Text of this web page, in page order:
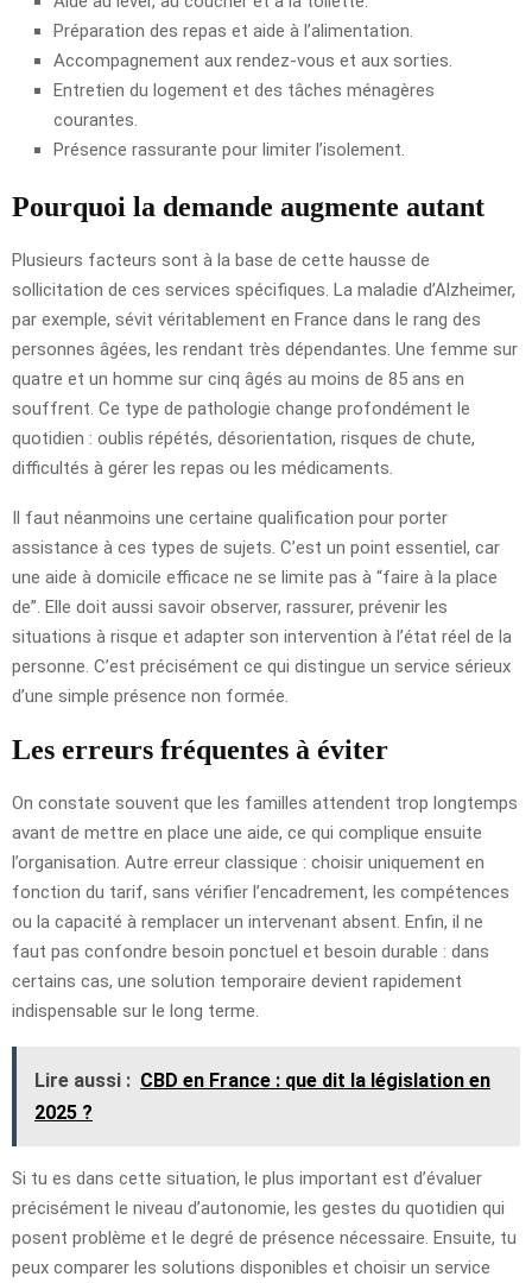
Préparation des repas et aide à l’alimentation.
Accompagnement aux rendez-vous et aux sorties.
Entretien du logement et des tâches ménagères
courantes.
Présence rassurante pour limiter l’isolement.
Pourquoi la demande augmente autant
Plusieurs facteurs sont à la base de cette hausse de
sollicitation de ces services spécifiques. La maladie d’Alzheimer,
par exemple, sévit véritablement en France dans le rang des
personnes âgées, les rendant très dépendantes. Une femme sur
quatre et un homme sur cinq âgés au moins de 85 ans en
souffrent. Ce type de pathologie change profondément le
quotidien : oublis répétés, désorientation, risques de chute,
difficultés à gérer les repas ou les médicaments.
Il faut néanmoins une certaine qualification pour porter
assistance à ces types de sujets. C’est un point essentiel, car
une aide à domicile efficace ne se limite pas à “faire à la place
de”. Elle doit aussi savoir observer, rassurer, prévenir les
situations à risque et adapter son intervention à l’état réel de la
personne. C’est précisément ce qui distingue un service sérieux
d’une simple présence non formée.
Les erreurs fréquentes à éviter
On constate souvent que les familles attendent trop longtemps
avant de mettre en place une aide, ce qui complique ensuite
l’organisation. Autre erreur classique : choisir uniquement en
fonction du tarif, sans vérifier l’encadrement, les compétences
ou la capacité à remplacer un intervenant absent. Enfin, il ne
faut pas confondre besoin ponctuel et besoin durable : dans
certains cas, une solution temporaire devient rapidement
indispensable sur le long terme.
Lire aussi : CBD en France : que dit la législation en
2025 ?
Si tu es dans cette situation, le plus important est d’évaluer
précisément le niveau d’autonomie, les gestes du quotidien qui
posent problème et le degré de présence nécessaire. Ensuite, tu
peux comparer les solutions disponibles et choisir un service